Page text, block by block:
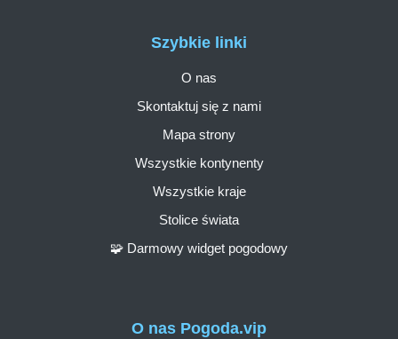
O nas Pogoda.vip
Szybkie linki
O nas
Skontaktuj się z nami
Mapa strony
Wszystkie kontynenty
Wszystkie kraje
Stolice świata
🧩 Darmowy widget pogodowy